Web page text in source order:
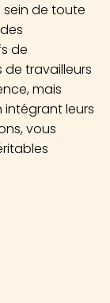
de toute
de
de travailleurs
mais
intégrant leurs
vous